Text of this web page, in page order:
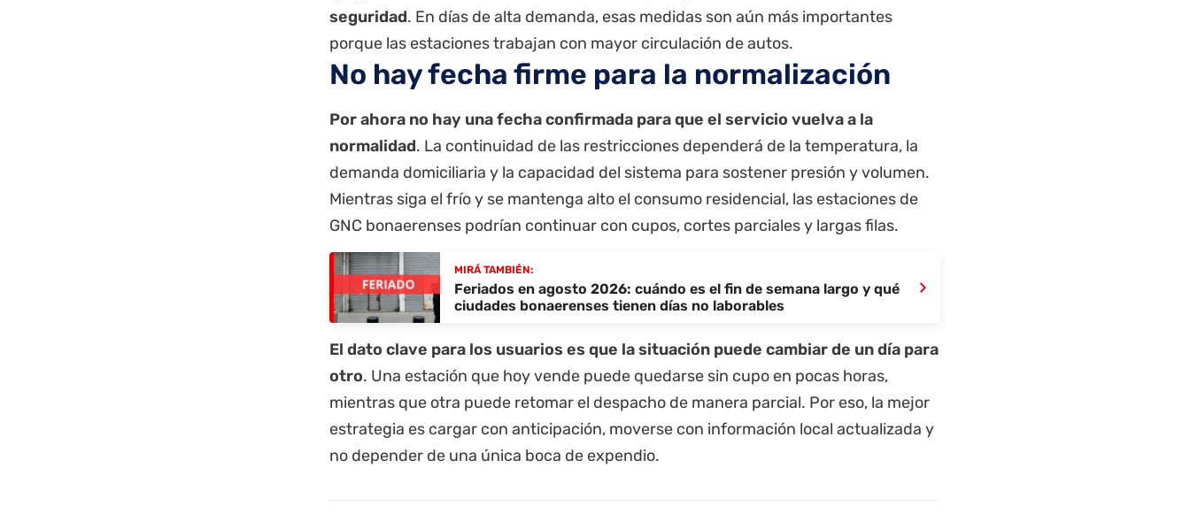
seguridad. En días de alta demanda, esas medidas son aún más importantes
porque las estaciones trabajan con mayor circulación de autos.
No hay fecha firme para la normalización
Por ahora no hay una fecha confirmada para que el servicio vuelva a la
normalidad. La continuidad de las restricciones dependerá de la temperatura, la
demanda domiciliaria y la capacidad del sistema para sostener presión y volumen.
Mientras siga el frío y se mantenga alto el consumo residencial, las estaciones de
GNC bonaerenses podrían continuar con cupos, cortes parciales y largas filas.
MIRÁ TAMBIÉN:
Feriados en agosto 2026: cuándo es el fin de semana largo y qué
ciudades bonaerenses tienen días no laborables
›
El dato clave para los usuarios es que la situación puede cambiar de un día para
otro. Una estación que hoy vende puede quedarse sin cupo en pocas horas,
mientras que otra puede retomar el despacho de manera parcial. Por eso, la mejor
estrategia es cargar con anticipación, moverse con información local actualizada y
no depender de una única boca de expendio.